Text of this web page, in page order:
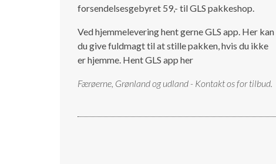
forsendelsesgebyret 59,- til GLS pakkeshop.
Ved hjemmelevering hent gerne GLS app. Her kan
du give fuldmagt til at stille pakken, hvis du ikke
er hjemme. Hent GLS app her
Færøerne, Grønland og udland - Kontakt os for tilbud.